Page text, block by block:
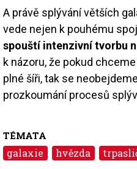
A právě splývání větších
vede nejen k pouhému
spouští intenzivní tvorbu
k názoru, že pokud
plné šíři, tak se
prozkoumání procesů
TÉMATA
galaxie hvězda